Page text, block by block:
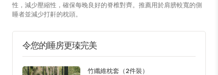
性，減少壓縮性，確保每晚良好的脊椎對齊。推薦用於肩膀較寬的側
睡者並減少打鼾的枕頭。
令您的睡房更瑧完美
竹纖維枕套（2件裝）